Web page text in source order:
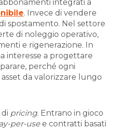
integrati a
. Invece di vendere
spostamento. Nel settore
di noleggio operativo,
e rigenerazione. In
interesse a progettare
perché ogni
da valorizzare lungo
pricing. Entrano in gioco
per-use e contratti basati